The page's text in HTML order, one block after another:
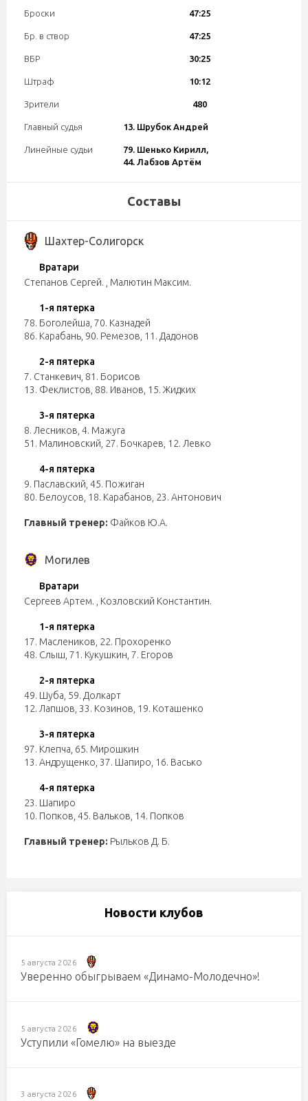
Броски 47:25
Бр. в створ 47:25
ВБР 30:25
Штраф 10:12
Зрители 480
Главный судья 13. Шрубок Андрей
Линейные судьи
79. Шенько Кирилл,
44. Лабзов Артём
Составы
Шахтер-Солигорск
Вратари
Степанов Сергей.
Малютин Максим.
1-я пятерка
78. Боголейша 70. Казнадей
86. Карабань 90. Ремезов 11. Дадонов
2-я пятерка
7. Станкевич 81. Борисов
13. Феклистов 88. Иванов 15. Жидких
3-я пятерка
8. Лесников 4. Мажуга
51. Малиновский 27. Бочкарев 12. Левко
4-я пятерка
9. Паславский 45. Пожиган
80. Белоусов 18. Карабанов 23. Антонович
Главный тренер: Файков Ю.А.
Могилев
Вратари
Сергеев Артем.
Козловский Константин.
1-я пятерка
17. Маслеников 22. Прохоренко
48. Слыш 71. Кукушкин 7. Егоров
2-я пятерка
49. Шуба 59. Долкарт
12. Лапшов 33. Козинов 19. Коташенко
3-я пятерка
97. Клепча 65. Мирошкин
13. Андрущенко 37. Шапиро 16. Васько
4-я пятерка
23. Шапиро
10. Попков 45. Вальков 14. Попков
Главный тренер: Рыльков Д. Б.
Новости клубов
5 августа 2026
Уверенно обыгрываем «Динамо-Молодечно»!
5 августа 2026
Уступили «Гомелю» на выезде
3 августа 2026